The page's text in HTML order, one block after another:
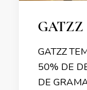
GATZZ
GATZZ
50% DE
DE